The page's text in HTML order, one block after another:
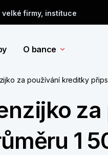
firmy, instituce
O bance
za používání kreditky
1